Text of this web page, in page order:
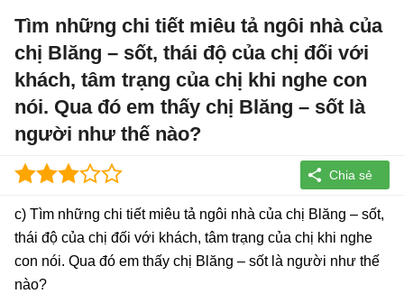
Tìm những chi tiết miêu tả ngôi nhà của
chị Blăng – sốt, thái độ của chị đối với
khách, tâm trạng của chị khi nghe con
nói. Qua đó em thấy chị Blăng – sốt là
người như thế nào?
c) Tìm những chi tiết miêu tả ngôi nhà của chị Blăng – sốt,
thái độ của chị đối với khách, tâm trạng của chị khi nghe
con nói. Qua đó em thấy chị Blăng – sốt là người như thế
nào?